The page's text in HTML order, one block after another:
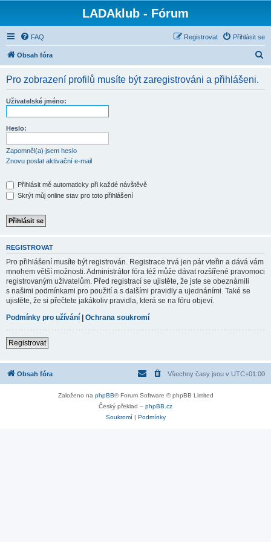
LADAklub - Fórum
FAQ Přihlásit se
Registrovat
Obsah fóra
Pro zobrazení profilů musíte být zaregistrováni a přihlášeni.
Uživatelské jméno:
Heslo:
Zapomněl(a) jsem heslo
Znovu poslat aktivační e-mail
Přihlásit mě automaticky při každé návštěvě
Skrýt můj online stav pro toto přihlášení
REGISTROVAT
Pro přihlášení musíte být registrován. Registrace trvá jen pár vteřin a dává vám
mnohem větší možnosti. Administrátor fóra též může dávat rozšířené pravomoci
registrovaným uživatelům. Před registrací se ujistěte, že jste se obeznámili
s našimi podmínkami pro použití a s dalšími pravidly a ujednáními. Také se
ujistěte, že si přečtete jakákoliv pravidla, která se na fóru objeví.
Podmínky pro užívání | Ochrana soukromí
Registrovat
Obsah fóra Všechny časy jsou v UTC+01:00
Založeno na phpBB® Forum Software © phpBB Limited
Český překlad – phpBB.cz
Soukromí| Podmínky